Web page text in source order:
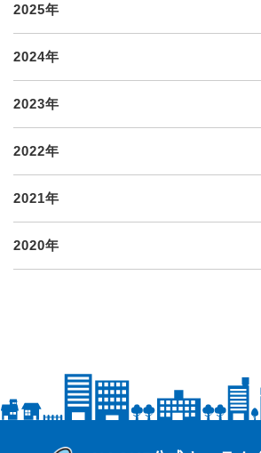
2025年
2024年
2023年
2022年
2021年
2020年